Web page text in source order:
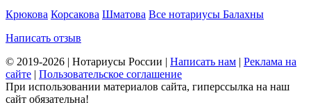
Крюкова Корсакова Шматова Все нотариусы Балахны
Написать отзыв
© 2019-2026 | Нотариусы России | Написать нам | Реклама на
сайте | Пользовательское соглашение
При использовании материалов сайта, гиперссылка на наш
сайт обязательна!